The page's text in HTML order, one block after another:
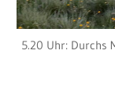
5.20 Uhr: Durchs